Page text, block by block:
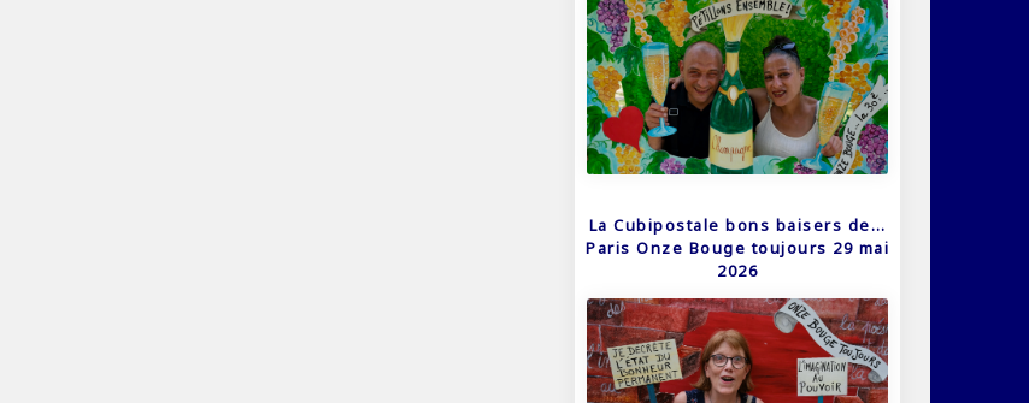
La Cubipostale bons baisers de…
Paris Onze Bouge toujours 29 mai
2026